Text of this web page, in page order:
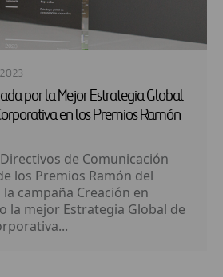
por la Mejor Estrategia Global
en los Premios Ramón
de Comunicación
los Premios Ramón del
campaña Creación en
la mejor Estrategia Global de